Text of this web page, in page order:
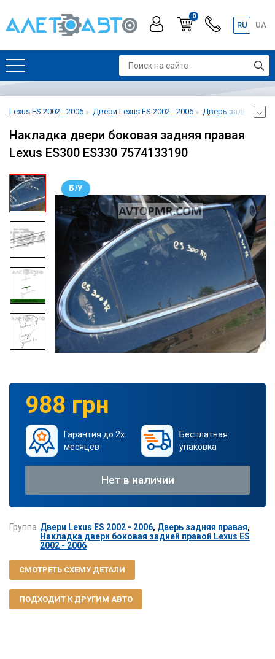
0
RU UA
Lexus ES 2002 - 2006 Двери Lexus ES 2002 - 2006 Дверь задняя
Накладка двери боковая задняя правая
Lexus ES300 ES330 7574133190
Б/У
988 грн
Гарантия до 2х
месяцев
Бесплатная
упаковка
Нет в наличии
Группа Двери Lexus ES 2002 - 2006, Дверь задняя правая,
Накладка двери боковая задней правой Lexus ES
2002 - 2006
СМОТРЕТЬ СХЕМУ ДЕТАЛИ
ПОДХОДИТ К ДРУГИМ АВТО